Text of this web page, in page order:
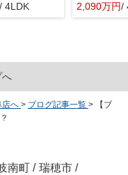
/ 4LDK 2,090万円/
へ
店へ > ブログ記事一覧 >
【ブ
南町 / 瑞穂市 /